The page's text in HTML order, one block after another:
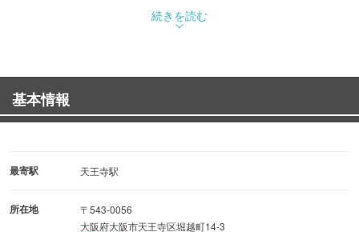
中央卸売市場から毎朝仕入れる新鮮な魚介類が自慢。
力丸名物の『活ホタテバター焼』は絶対に食べていただだ
各種ご宴会に飲み放題付コースをご用意！
◆【飲み放題付】満足コース 4,000円(税込)
◆【食べ飲み放題】飲み放題コース 5,000円（税込）
続きを読む
基本情報
最寄駅 天王寺駅
所在地
〒543-0056
大阪府大阪市天王寺区堀越町14-3